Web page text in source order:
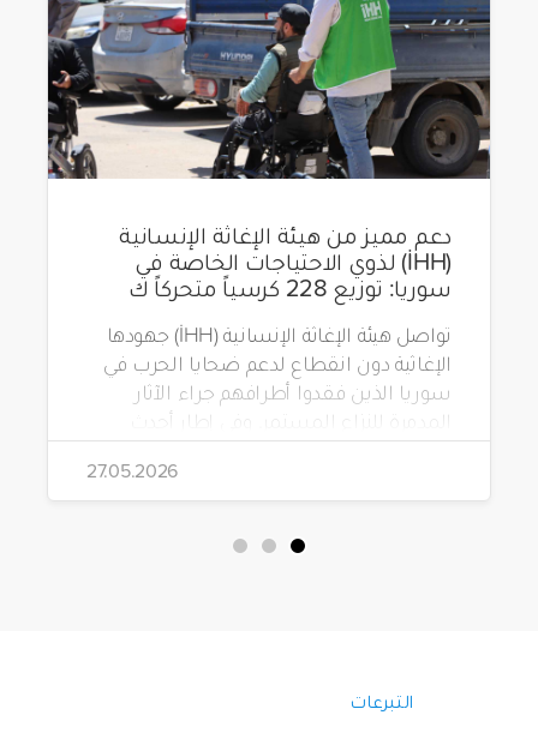
دعم مميز من هيئة الإغاثة الإنسانية
(İHH) لذوي الاحتياجات الخاصة في
سوريا: توزيع 228 كرسياً متحركاً ك
تواصل هيئة الإغاثة الإنسانية (İHH) جهودها
الإغاثية دون انقطاع لدعم ضحايا الحرب في
سوريا الذين فقدوا أطرافهم جراء الآثار
المدمرة للنزاع المستمر. وفي إطار أحدث
مشاريعها، قامت الهيئة بتوزيع 228 كرسياً
متحركاً كهربائياً على أشخاص من ذوي
الاحتياجات الخاصة يعيشون في ظروف
قاسية بمناطق دمشق، وحلب، وحماة،
27.05.2026
التبرعات